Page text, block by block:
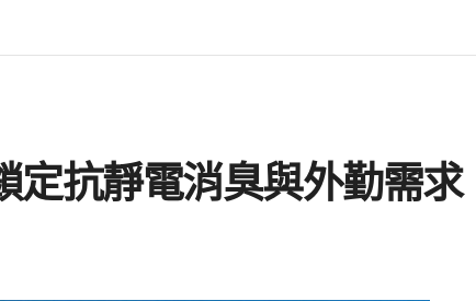
定抗靜電消臭與外勤需求